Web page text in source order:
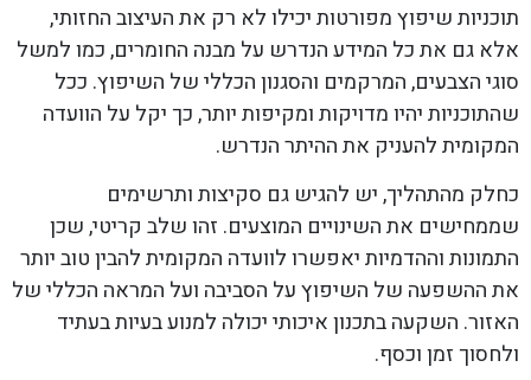
תוכניות שיפוץ מפורטות יכילו לא רק את העיצוב החזותי,
אלא גם את כל המידע הנדרש על מבנה החומרים, כמו למשל
סוגי הצבעים, המרקמים והסגנון הכללי של השיפוץ. ככל
שהתוכניות יהיו מדויקות ומקיפות יותר, כך יקל על הוועדה
המקומית להעניק את ההיתר הנדרש.
כחלק מהתהליך, יש להגיש גם סקיצות ותרשימים
שממחישים את השינויים המוצעים. זהו שלב קריטי, שכן
התמונות וההדמיות יאפשרו לוועדה המקומית להבין טוב יותר
את ההשפעה של השיפוץ על הסביבה ועל המראה הכללי של
האזור. השקעה בתכנון איכותי יכולה למנוע בעיות בעתיד
ולחסוך זמן וכסף.